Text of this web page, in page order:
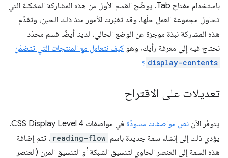
باستخدام مفتاح Tab. يوضّح القسم الأول من هذه المشاركة المشكلة التي
تحاول مجموعة العمل حلّها. وقد تغيّرت الأمور منذ ذلك الحين، وتقدّم
هذه المشاركة نبذة موجزة عن الوضع الحالي. لدينا أيضًا قسم محدّد
نحتاج فيه إلى معرفة رأيك، وهو كيف نتعامل مع المنتجات التي تتضمّن
display-contents ؟
تعديلات على الاقتراح
يتوفّر الآن نص مواصفات مسودّة
في مواصفات CSS Display Level 4.
يؤدي ذلك إلى إنشاء سمة جديدة باسم reading-flow . تتم إضافة
هذه السمة إلى العنصر الحاوي لتنسيق الشبكة أو التنسيق المرن (العنصر